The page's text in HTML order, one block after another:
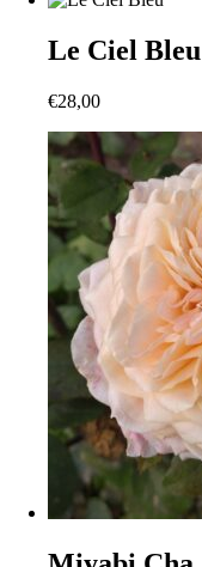
Le Ciel Bleu
€28,00